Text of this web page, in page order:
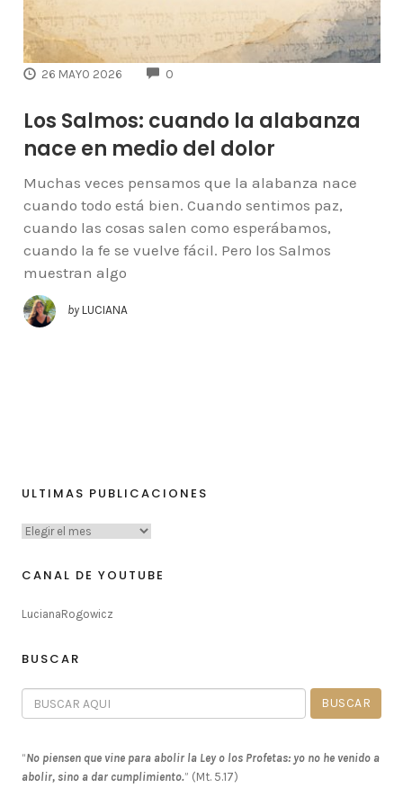
26 MAYO 2026 0
Los Salmos: cuando la alabanza
nace en medio del dolor
Muchas veces pensamos que la alabanza nace
cuando todo está bien. Cuando sentimos paz,
cuando las cosas salen como esperábamos,
cuando la fe se vuelve fácil. Pero los Salmos
muestran algo
by LUCIANA
ULTIMAS PUBLICACIONES
CANAL DE YOUTUBE
LucianaRogowicz
BUSCAR
“No piensen que vine para abolir la Ley o los Profetas: yo no he venido a
abolir, sino a dar cumplimiento.” (Mt. 5.17)